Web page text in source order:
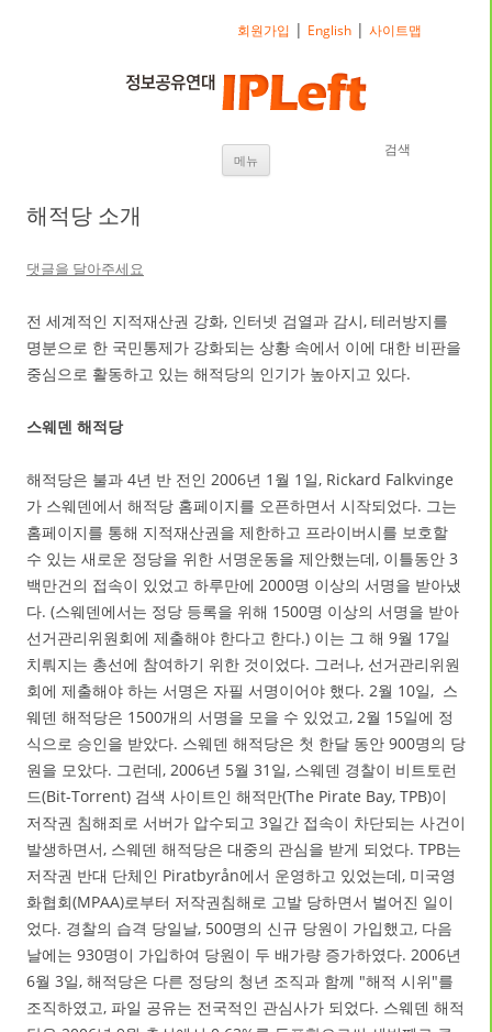
메뉴 내용으로 바로가기검색
회원가입 | English |사이트맵
해적당 소개
댓글을 달아주세요
전 세계적인 지적재산권 강화, 인터넷 검열과 감시, 테러방지를
명분으로 한 국민통제가 강화되는 상황 속에서 이에 대한 비판을
중심으로 활동하고 있는 해적당의 인기가 높아지고 있다.
스웨덴 해적당
해적당은 불과 4년 반 전인 2006년 1월 1일, Rickard Falkvinge
가 스웨덴에서 해적당 홈페이지를 오픈하면서 시작되었다. 그는
홈페이지를 통해 지적재산권을 제한하고 프라이버시를 보호할
수 있는 새로운 정당을 위한 서명운동을 제안했는데, 이틀동안 3
백만건의 접속이 있었고 하루만에 2000명 이상의 서명을 받아냈
다. (스웨덴에서는 정당 등록을 위해 1500명 이상의 서명을 받아
선거관리위원회에 제출해야 한다고 한다.) 이는 그 해 9월 17일
치뤄지는 총선에 참여하기 위한 것이었다. 그러나, 선거관리위원
회에 제출해야 하는 서명은 자필 서명이어야 했다. 2월 10일, 스
웨덴 해적당은 1500개의 서명을 모을 수 있었고, 2월 15일에 정
식으로 승인을 받았다. 스웨덴 해적당은 첫 한달 동안 900명의 당
원을 모았다. 그런데, 2006년 5월 31일, 스웨덴 경찰이 비트토런
드(Bit-Torrent) 검색 사이트인 해적만(The Pirate Bay, TPB)이
저작권 침해죄로 서버가 압수되고 3일간 접속이 차단되는 사건이
발생하면서, 스웨덴 해적당은 대중의 관심을 받게 되었다. TPB는
저작권 반대 단체인 Piratbyrån에서 운영하고 있었는데, 미국영
화협회(MPAA)로부터 저작권침해로 고발 당하면서 벌어진 일이
었다. 경찰의 습격 당일날, 500명의 신규 당원이 가입했고, 다음
날에는 930명이 가입하여 당원이 두 배가량 증가하였다. 2006년
6월 3일, 해적당은 다른 정당의 청년 조직과 함께 "해적 시위"를
조직하였고, 파일 공유는 전국적인 관심사가 되었다. 스웨덴 해적